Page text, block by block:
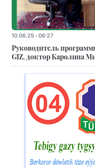
10.06.25 - 06:27
Руководитель
GIZ, доктор Каролина